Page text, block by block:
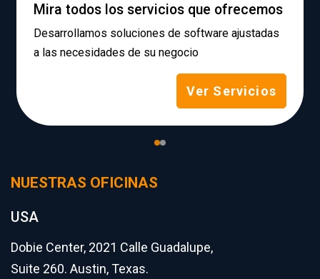
Mira todos los servicios que ofrecemos
Desarrollamos soluciones de software ajustadas
a las necesidades de su negocio
Ver Servicios
NUESTRAS OFICINAS
USA
Dobie Center, 2021 Calle Guadalupe,
Suite 260. Austin, Texas.